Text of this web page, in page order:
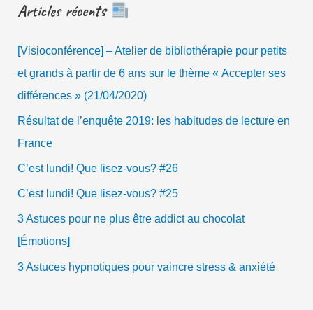
Articles récents
[Visioconférence] – Atelier de bibliothérapie pour petits
et grands à partir de 6 ans sur le thème « Accepter ses
différences » (21/04/2020)
Résultat de l’enquête 2019: les habitudes de lecture en
France
C’est lundi! Que lisez-vous? #26
C’est lundi! Que lisez-vous? #25
3 Astuces pour ne plus être addict au chocolat
[Émotions]
3 Astuces hypnotiques pour vaincre stress & anxiété